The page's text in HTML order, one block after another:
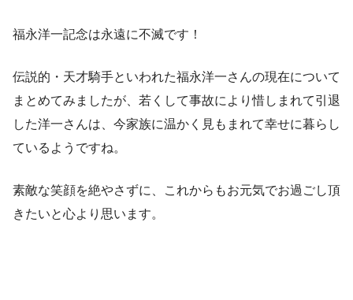
福永洋一記念は永遠に不滅です！
伝説的・天才騎手といわれた福永洋一さんの現在について
まとめてみましたが、若くして事故により惜しまれて引退
した洋一さんは、今家族に温かく見もまれて幸せに暮らし
ているようですね。
素敵な笑顔を絶やさずに、これからもお元気でお過ごし頂
きたいと心より思います。